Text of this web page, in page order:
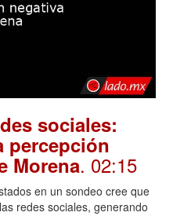
sociales:
percepción
Morena. 02:15
en un sondeo cree que
redes sociales, generando